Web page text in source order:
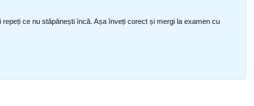
ce nu stăpânești încă. Așa înveți corect și mergi la examen cu